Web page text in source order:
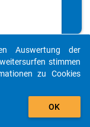
-
ers
te
auto_stories
add_shopping_cart
Auswertung der
stimmen
zu Cookies
OK